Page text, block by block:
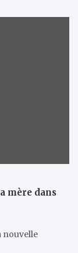
mère dans
nouvelle